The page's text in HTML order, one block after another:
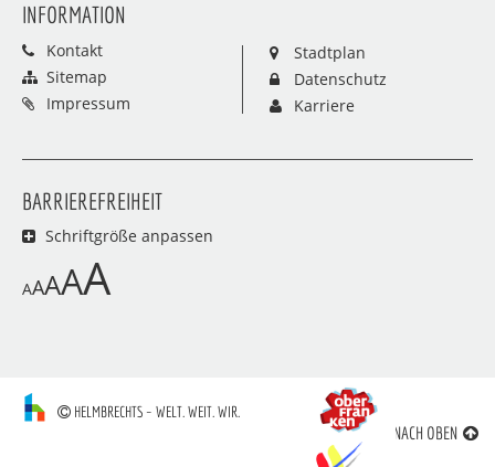
INFORMATION
Kontakt
Sitemap
Impressum
Stadtplan
Datenschutz
Karriere
BARRIEREFREIHEIT
Schriftgröße anpassen
AAAAA
HELMBRECHTS – WELT. WEIT. WIR.
NACH OBEN